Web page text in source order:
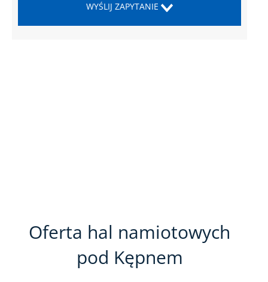
WYŚLIJ ZAPYTANIE
Oferta hal namiotowych
pod Kępnem